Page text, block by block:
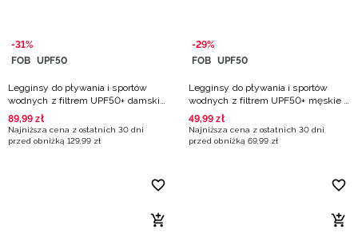
-31%
FOB UPF50
Legginsy do pływania i sportów
wodnych z filtrem UPF50+ damskie
- czarne
89,99 zł
Najniższa cena z ostatnich 30 dni
przed obniżką 129,99 zł
-29%
FOB UPF50
Legginsy do pływania i sportów
wodnych z filtrem UPF50+ męskie -
czarne
49,99 zł
Najniższa cena z ostatnich 30 dni
przed obniżką 69,99 zł